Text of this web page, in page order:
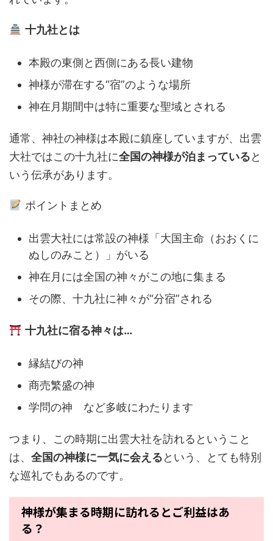
十九社とは
本殿の東側と西側にある長い建物
神様が滞在する“宿”のような場所
神在月期間中は特に重要な聖域とされる
通常、神社の神様は本殿に鎮座していますが、出雲
大社ではこの十九社に全国の神様が泊まっていると
いう伝承があります。
ポイントまとめ
出雲大社には常設の神様「大国主命（おおくに
ぬしのみこと）」がいる
神在月には全国の神々がこの地に集まる
その際、十九社に神々が“分宿”される
十九社に宿る神々は…
縁結びの神
商売繁盛の神
学問の神 など多岐にわたります
つまり、この時期に出雲大社を訪れるということ
は、 全国の神様に一気に会えるという、とても特別
な巡礼でもあるのです。
神様が集まる時期に訪れるとご利益はあ
る？